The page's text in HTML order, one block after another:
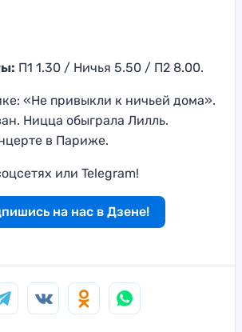
П1 1.30 / Ничья 5.50 / П2 8.00.
«Не привыкли к ничьей дома».
Ницца обыграла Лилль.
в Париже.
или Telegram!
на нас в Дзене!